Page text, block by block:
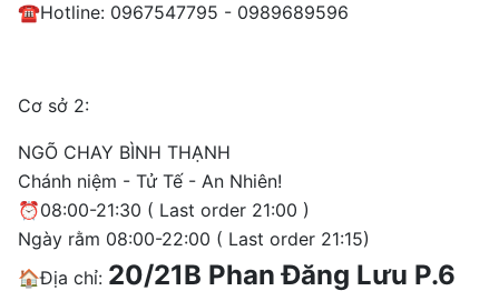
☎️Hotline: 0967547795 - 0989689596
Cơ sở 2:
NGÕ CHAY BÌNH THẠNH
Chánh niệm - Tử Tế - An Nhiên!
⏰08:00-21:30 ( Last order 21:00 )
Ngày rằm 08:00-22:00 ( Last order 21:15)
🏠Địa chỉ: 20/21B Phan Đăng Lưu P.6